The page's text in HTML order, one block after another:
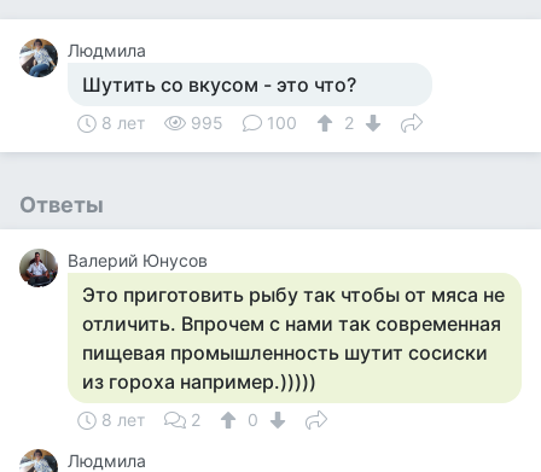
Людмила
Шутить со вкусом - это что?
8 лет 995 100 2
Ответы
Валерий Юнусов
Это приготовить рыбу так чтобы от мяса не
отличить. Впрочем с нами так современная
пищевая промышленность шутит сосиски
из гороха например.)))))
8 лет 2
0
Людмила